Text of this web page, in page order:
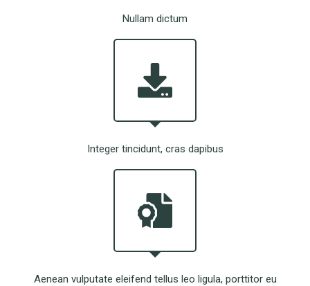
Nullam dictum
Integer tincidunt, cras dapibus
Aenean vulputate eleifend tellus leo ligula, porttitor eu